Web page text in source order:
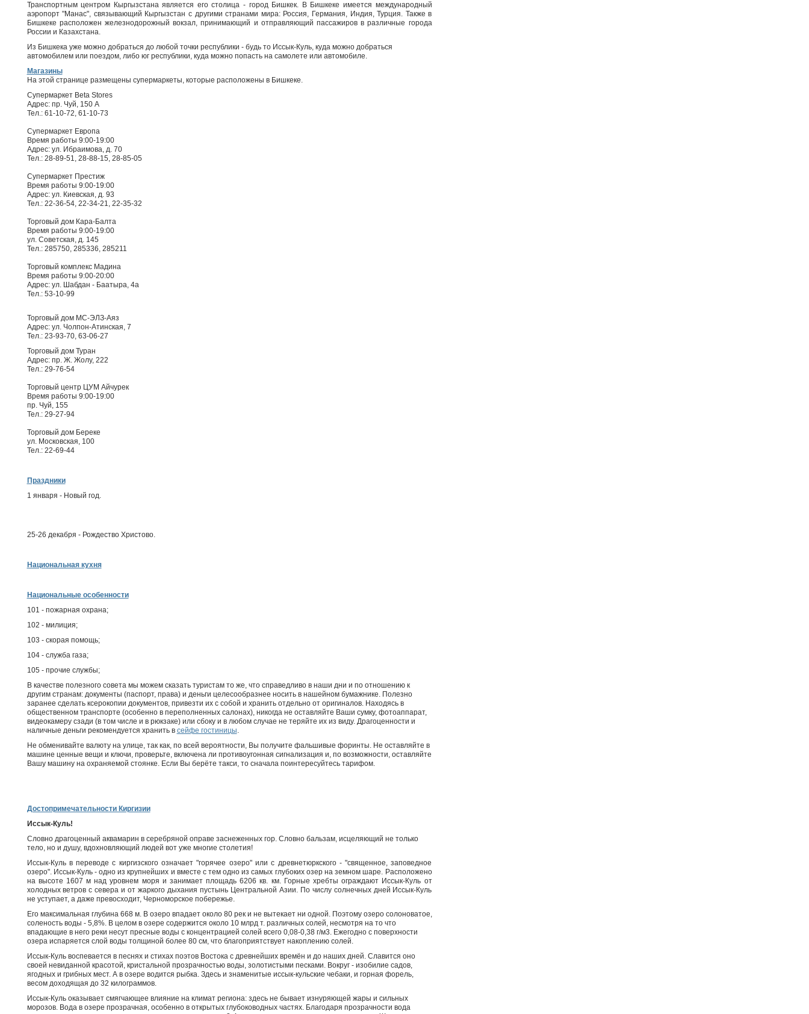
Транспортным центром Кыргызстана является его столица - город Бишкек. В Бишкеке имеется международный
аэропорт "Манас", связывающий Кыргызстан с другими странами мира: Россия, Германия, Индия, Турция. Также в
Бишкеке расположен железнодорожный вокзал, принимающий и отправляющий пассажиров в различные города
России и Казахстана.
Из Бишкека уже можно добраться до любой точки республики - будь то Иссык-Куль, куда можно добраться
автомобилем или поездом, либо юг республики, куда можно попасть на самолете или автомобиле.
Магазины
На этой странице размещены супермаркеты, которые расположены в Бишкеке.
Супермаркет Beta Stores
Адрес: пр. Чуй, 150 А
Тел.: 61-10-72, 61-10-73
Супермаркет Европа
Время работы 9:00-19:00
Адрес: ул. Ибраимова, д. 70
Тел.: 28-89-51, 28-88-15, 28-85-05
Супермаркет Престиж
Время работы 9:00-19:00
Адрес: ул. Киевская, д. 93
Тел.: 22-36-54, 22-34-21, 22-35-32
Торговый дом Кара-Балта
Время работы 9:00-19:00
ул. Советская, д. 145
Тел.: 285750, 285336, 285211
Торговый комплекс Мадина
Время работы 9:00-20:00
Адрес: ул. Шабдан - Баатыра, 4а
Тел.: 53-10-99
Торговый дом МС-ЭЛЗ-Аяз
Адрес: ул. Чолпон-Атинская, 7
Тел.: 23-93-70, 63-06-27
Торговый дом Туран
Адрес: пр. Ж. Жолу, 222
Тел.: 29-76-54
Торговый центр ЦУМ Айчурек
Время работы 9:00-19:00
пр. Чуй, 155
Тел.: 29-27-94
Торговый дом Береке
ул. Московская, 100
Тел.: 22-69-44
Праздники
1 января - Новый год.
25-26 декабря - Рождество Христово.
Национальная кухня
Национальные особенности
101 - пожарная охрана;
102 - милиция;
103 - скорая помощь;
104 - служба газа;
105 - прочие службы;
В качестве полезного совета мы можем сказать туристам то же, что справедливо в наши дни и по отношению к
другим странам: документы (паспорт, права) и деньги целесообразнее носить в нашейном бумажнике. Полезно
заранее сделать ксерокопии документов, привезти их с собой и хранить отдельно от оригиналов. Находясь в
общественном транспорте (особенно в переполненных салонах), никогда не оставляйте Ваши сумку, фотоаппарат,
видеокамеру сзади (в том числе и в рюкзаке) или сбоку и в любом случае не теряйте их из виду. Драгоценности и
наличные деньги рекомендуется хранить в сейфе гостиницы.
Не обменивайте валюту на улице, так как, по всей вероятности, Вы получите фальшивые форинты. Не оставляйте в
машине ценные вещи и ключи, проверьте, включена ли противоугонная сигнализация и, по возможности, оставляйте
Вашу машину на охраняемой стоянке. Если Вы берёте такси, то сначала поинтересуйтесь тарифом.
Достопримечательности Киргизии
Иссык-Куль!
Словно драгоценный аквамарин в серебряной оправе заснеженных гор. Словно бальзам, исцеляющий не только
тело, но и душу, вдохновляющий людей вот уже многие столетия!
Иссык-Куль в переводе с киргизского означает "горячее озеро" или с древнетюркского - "священное, заповедное
озеро". Иссык-Куль - одно из крупнейших и вместе с тем одно из самых глубоких озер на земном шаре. Расположено
на высоте 1607 м над уровнем моря и занимает площадь 6206 кв. км. Горные хребты ограждают Иссык-Куль от
холодных ветров с севера и от жаркого дыхания пустынь Центральной Азии. По числу солнечных дней Иссык-Куль
не уступает, а даже превосходит, Черноморское побережье.
Его максимальная глубина 668 м. В озеро впадает около 80 рек и не вытекает ни одной. Поэтому озеро солоноватое,
соленость воды - 5,8%. В целом в озере содержится около 10 млрд т. различных солей, несмотря на то что
впадающие в него реки несут пресные воды с концентрацией солей всего 0,08-0,38 г/м3. Ежегодно с поверхности
озера испаряется слой воды толщиной более 80 см, что благоприятствует накоплению солей.
Иссык-Куль воспевается в песнях и стихах поэтов Востока с древнейших времён и до наших дней. Славится оно
своей невиданной красотой, кристальной прозрачностью воды, золотистыми песками. Вокруг - изобилие садов,
ягодных и грибных мест. А в озере водится рыбка. Здесь и знаменитые иссык-кульские чебаки, и горная форель,
весом доходящая до 32 килограммов.
Иссык-Куль оказывает смягчающее влияние на климат региона: здесь не бывает изнуряющей жары и сильных
морозов. Вода в озере прозрачная, особенно в открытых глубоководных частях. Благодаря прозрачности вода